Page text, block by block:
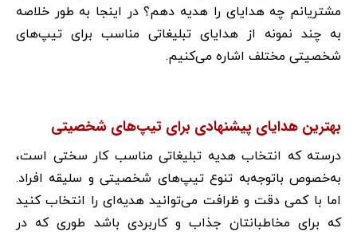
مشتریانم چه هدایای را هدیه دهم؟ در اینجا به طور خلاصه
به چند نمونه از هدایای تبلیغاتی مناسب برای تیپ‌های
شخصیتی مختلف اشاره می‌کنیم.
بهترین هدایای پیشنهادی برای تیپ‌های شخصیتی
درسته که انتخاب هدیه تبلیغاتی مناسب کار سختی است،
به‌خصوص باتوجه‌به تنوع تیپ‌های شخصیتی و سلیقه افراد.
اما با کمی دقت و ظرافت می‌توانید هدیه‌ای را انتخاب کنید
که برای مخاطبانتان جذاب و کاربردی باشد طوری که در